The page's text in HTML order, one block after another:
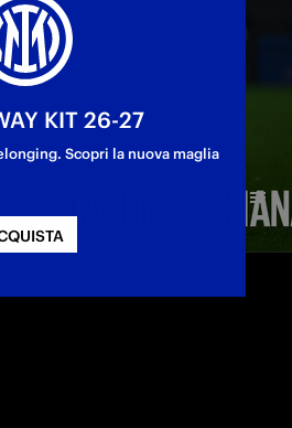
KIT 26-27
Scopri la nuova maglia